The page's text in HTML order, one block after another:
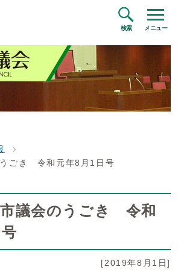
検索 メニュー
ごき 令和元年8月1日号
議会のうごき 令和
[2019年8月1日]